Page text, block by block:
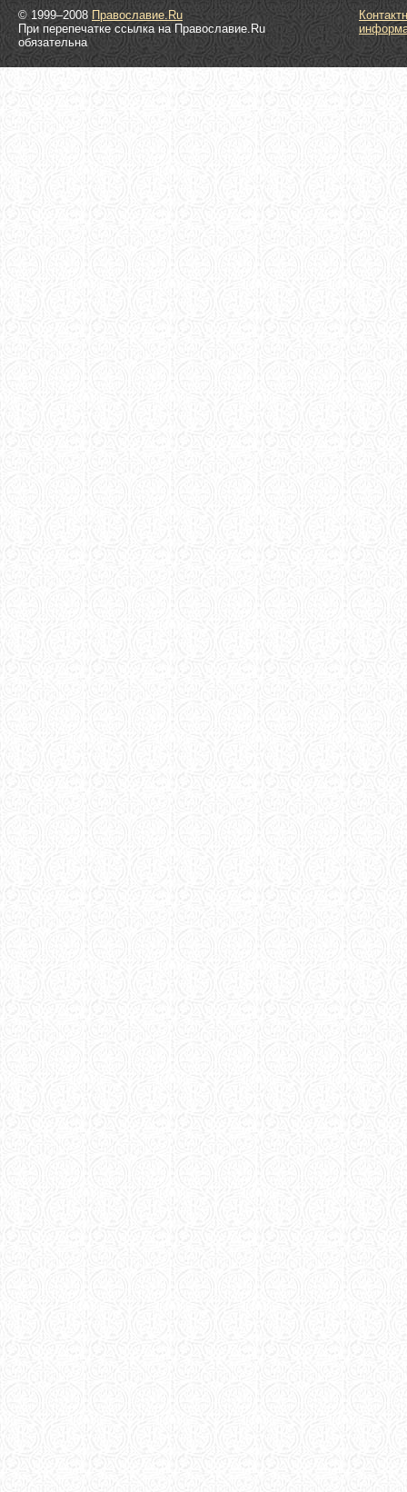
© 1999–2008 Православие.Ru
При перепечатке ссылка на Православие.Ru
обязательна